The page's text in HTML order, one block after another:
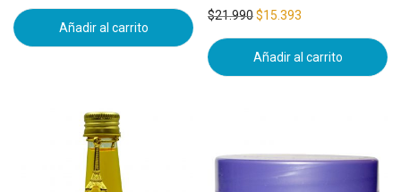
Añadir al carrito
$21.990$15.393
Añadir al carrito